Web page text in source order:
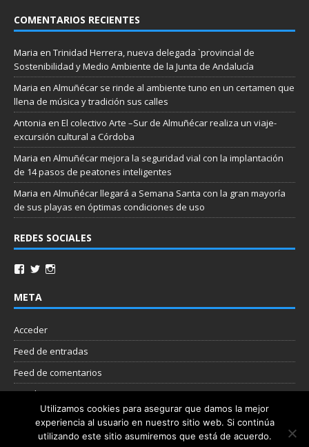
COMENTARIOS RECIENTES
Maria en Trinidad Herrera, nueva delegada `provincial de
Sostenibilidad y Medio Ambiente de la Junta de Andalucía
Maria en Almuñécar se rinde al ambiente tuno en un certamen que
llena de música y tradición sus calles
Antonia en El colectivo Arte –Sur de Almuñécar realiza un viaje-
excursión cultural a Córdoba
Maria en Almuñécar mejora la seguridad vial con la implantación
de 14 pasos de peatones inteligentes
Maria en Almuñécar llegará a Semana Santa con la gran mayoría
de sus playas en óptimas condiciones de uso
REDES SOCIALES
META
Acceder
Feed de entradas
Feed de comentarios
WordPress.org
Nube de etiquetas
Utilizamos cookies para asegurar que damos la mejor
experiencia al usuario en nuestro sitio web. Si continúa
utilizando este sitio asumiremos que está de acuerdo.